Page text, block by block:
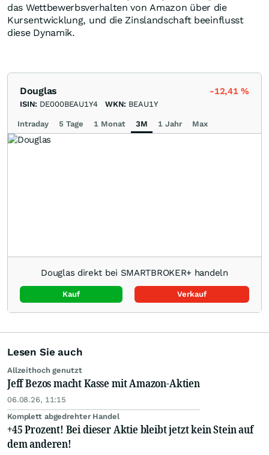
das Wettbewerbsverhalten von Amazon über die
Kursentwicklung, und die Zinslandschaft beeinflusst
diese Dynamik.
Douglas -12,41%
ISIN: DE000BEAU1Y4 WKN: BEAU1Y
Intraday 5 Tage 1 Monat 3M 1 Jahr Max
Douglas direkt bei SMARTBROKER+ handeln
Kauf Verkauf
Lesen Sie auch
Allzeithoch genutzt
Jeff Bezos macht Kasse mit Amazon-Aktien
06.08.26, 11:15
Komplett abgedrehter Handel
+45 Prozent! Bei dieser Aktie bleibt jetzt kein Stein auf
dem anderen!